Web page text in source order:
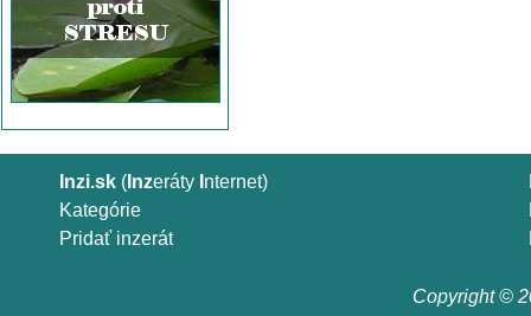
Inzi.sk ( Inzeráty nternet)
Kategórie
Pridať inzerát
Copyright ©